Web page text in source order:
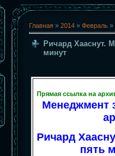
Главная » 2014 » Февраль »
Ричард Хааснут.
минут
Прямая ссылка на
Менеджмент
Ричард
пять